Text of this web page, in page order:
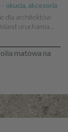
okucia, akcesoria
dla architektów
uruchamia…
matowa na